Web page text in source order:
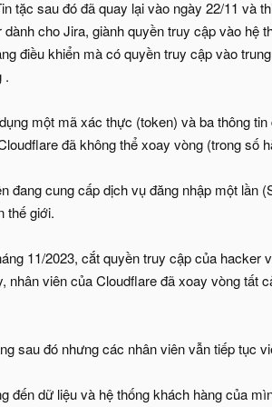
tặc sau đó đã quay lại vào ngày 22/11 và
cho Jira, giành quyền truy cập vào hệ
điều khiển mà có quyền truy cập vào
.
một mã xác thực (token) và ba thông
đã không thể xoay vòng (trong số
đang cung cấp dịch vụ đăng nhập một lần
thế giới.
11/2023, cắt quyền truy cập của hacker
nhân viên của Cloudflare đã xoay vòng tất
sau đó nhưng các nhân viên vẫn tiếp tục
đến dữ liệu và hệ thống khách hàng của